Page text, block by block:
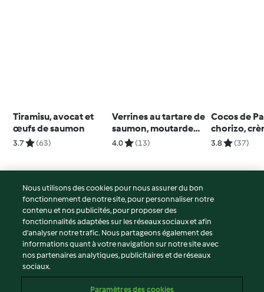
Tiramisu, avocat et
œufs de saumon
3.7 (63)
Verrines au tartare de
saumon, moutarde
douce et agrumes
4.0 (13)
Cocos de
chorizo,
brûlées à la
3.8 (37)
© Copyright 2026
Conditions d'utilisation
Politique de confidentialité
Non-responsabilité
Mentions légales
Nous utilisons des cookies pour nous assurer du bon
fonctionnement de notre site, pour personnaliser notre
contenu et nos publicités, pour proposer des
fonctionnalités adaptées sur les réseaux sociaux et afin
d’analyser notre trafic. Nous partageons également des
informations quant à votre navigation sur notre site avec
nos partenaires analytiques, publicitaires et de réseaux
sociaux.
Paramètres des cookies